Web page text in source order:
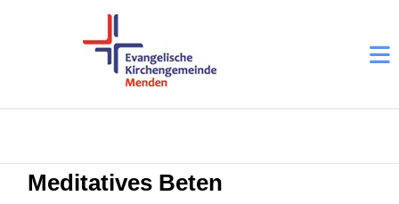
Meditatives Beten